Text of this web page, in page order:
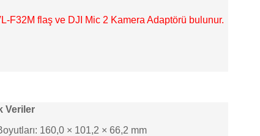
F32M flaş ve DJI Mic 2 Kamera Adaptörü bulunur.
Veriler
160,0 × 101,2 × 66,2 mm